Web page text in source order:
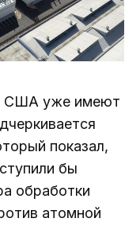
США уже имеют
показал,
бы
обработки
атомной